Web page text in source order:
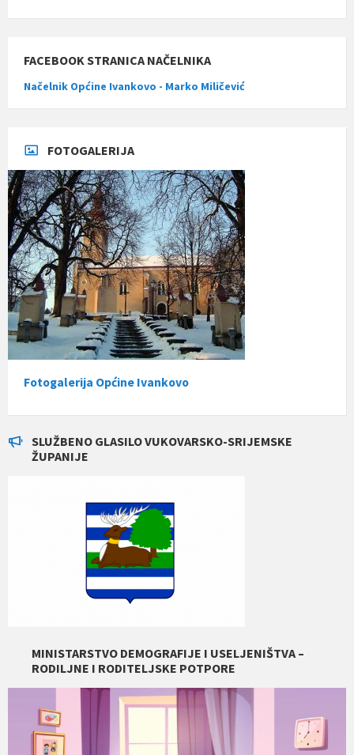
FACEBOOK STRANICA NAČELNIKA
Načelnik Općine Ivankovo - Marko Miličević
FOTOGALERIJA
Fotogalerija Općine Ivankovo
SLUŽBENO GLASILO VUKOVARSKO-SRIJEMSKE
ŽUPANIJE
MINISTARSTVO DEMOGRAFIJE I USELJENIŠTVA –
RODILJNE I RODITELJSKE POTPORE